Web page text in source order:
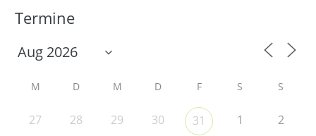
Termine
M D M D F S S
27 28 29 30 31 1 2